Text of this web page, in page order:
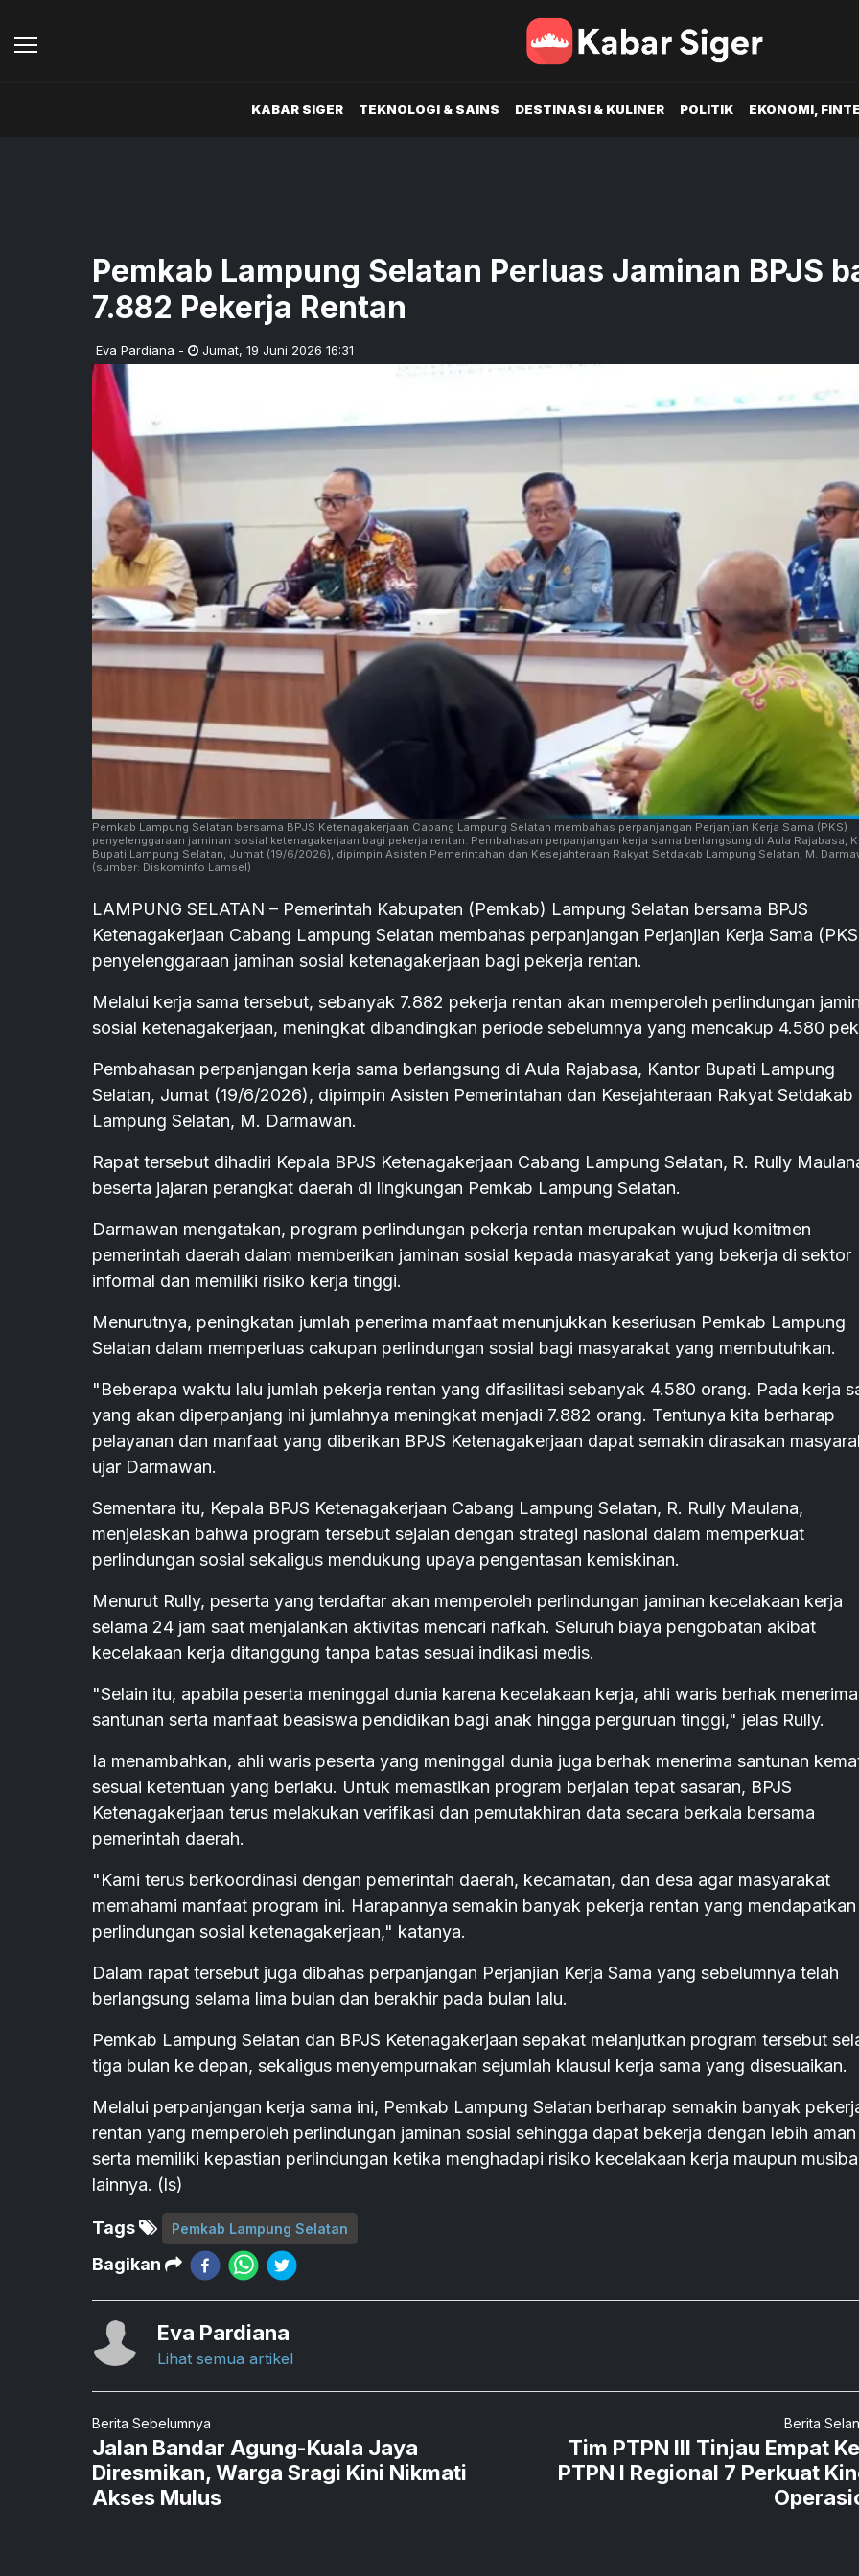
KABAR SIGER TEKNOLOGI & SAINS DESTINASI & KULINER POLITIK EKONOMI,
Pemkab Lampung Selatan Perluas Jaminan BPJS
7.882 Pekerja Rentan
Eva Pardiana - Jumat, 19 Juni 2026 16:31
Pemkab Lampung Selatan bersama BPJS Ketenagakerjaan Cabang Lampung Selatan membahas perpanjangan Perjanjian Kerja Sama (PKS)
penyelenggaraan jaminan sosial ketenagakerjaan bagi pekerja rentan. Pembahasan perpanjangan kerja sama berlangsung di Aula Rajabasa,
Bupati Lampung Selatan, Jumat (19/6/2026), dipimpin Asisten Pemerintahan dan Kesejahteraan Rakyat Setdakab Lampung Selatan, M.
(sumber: Diskominfo Lamsel)
LAMPUNG SELATAN – Pemerintah Kabupaten (Pemkab) Lampung Selatan bersama BPJS
Ketenagakerjaan Cabang Lampung Selatan membahas perpanjangan Perjanjian Kerja Sama
penyelenggaraan jaminan sosial ketenagakerjaan bagi pekerja rentan.
Melalui kerja sama tersebut, sebanyak 7.882 pekerja rentan akan memperoleh perlindungan
sosial ketenagakerjaan, meningkat dibandingkan periode sebelumnya yang mencakup 4.580
Pembahasan perpanjangan kerja sama berlangsung di Aula Rajabasa, Kantor Bupati Lampung
Selatan, Jumat (19/6/2026), dipimpin Asisten Pemerintahan dan Kesejahteraan Rakyat Setdakab
Lampung Selatan, M. Darmawan.
Rapat tersebut dihadiri Kepala BPJS Ketenagakerjaan Cabang Lampung Selatan, R. Rully
beserta jajaran perangkat daerah di lingkungan Pemkab Lampung Selatan.
Darmawan mengatakan, program perlindungan pekerja rentan merupakan wujud komitmen
pemerintah daerah dalam memberikan jaminan sosial kepada masyarakat yang bekerja di sektor
informal dan memiliki risiko kerja tinggi.
Menurutnya, peningkatan jumlah penerima manfaat menunjukkan keseriusan Pemkab Lampung
Selatan dalam memperluas cakupan perlindungan sosial bagi masyarakat yang membutuhkan.
"Beberapa waktu lalu jumlah pekerja rentan yang difasilitasi sebanyak 4.580 orang. Pada kerja
yang akan diperpanjang ini jumlahnya meningkat menjadi 7.882 orang. Tentunya kita berharap
pelayanan dan manfaat yang diberikan BPJS Ketenagakerjaan dapat semakin dirasakan
ujar Darmawan.
Sementara itu, Kepala BPJS Ketenagakerjaan Cabang Lampung Selatan, R. Rully Maulana,
menjelaskan bahwa program tersebut sejalan dengan strategi nasional dalam memperkuat
perlindungan sosial sekaligus mendukung upaya pengentasan kemiskinan.
Menurut Rully, peserta yang terdaftar akan memperoleh perlindungan jaminan kecelakaan kerja
selama 24 jam saat menjalankan aktivitas mencari nafkah. Seluruh biaya pengobatan akibat
kecelakaan kerja ditanggung tanpa batas sesuai indikasi medis.
"Selain itu, apabila peserta meninggal dunia karena kecelakaan kerja, ahli waris berhak menerima
santunan serta manfaat beasiswa pendidikan bagi anak hingga perguruan tinggi," jelas Rully.
Ia menambahkan, ahli waris peserta yang meninggal dunia juga berhak menerima santunan
sesuai ketentuan yang berlaku. Untuk memastikan program berjalan tepat sasaran, BPJS
Ketenagakerjaan terus melakukan verifikasi dan pemutakhiran data secara berkala bersama
pemerintah daerah.
"Kami terus berkoordinasi dengan pemerintah daerah, kecamatan, dan desa agar masyarakat
memahami manfaat program ini. Harapannya semakin banyak pekerja rentan yang mendapatkan
perlindungan sosial ketenagakerjaan," katanya.
Dalam rapat tersebut juga dibahas perpanjangan Perjanjian Kerja Sama yang sebelumnya telah
berlangsung selama lima bulan dan berakhir pada bulan lalu.
Pemkab Lampung Selatan dan BPJS Ketenagakerjaan sepakat melanjutkan program tersebut
tiga bulan ke depan, sekaligus menyempurnakan sejumlah klausul kerja sama yang disesuaikan.
Melalui perpanjangan kerja sama ini, Pemkab Lampung Selatan berharap semakin banyak
rentan yang memperoleh perlindungan jaminan sosial sehingga dapat bekerja dengan lebih aman
serta memiliki kepastian perlindungan ketika menghadapi risiko kecelakaan kerja maupun
lainnya. (ls)
Tags Pemkab Lampung Selatan
Bagikan
Eva Pardiana
Lihat semua artikel
Berita Sebelumnya
Jalan Bandar Agung-Kuala Jaya
Diresmikan, Warga Sragi Kini Nikmati
Akses Mulus
Berita
Tim PTPN III Tinjau Empat
PTPN I Regional 7 Perkuat